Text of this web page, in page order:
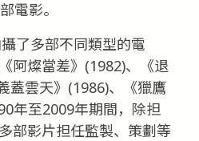
電影。
了多部不同類型的電
阿燦當差》(1982)、《退
蓋雲天》(1986)、《獵鷹
年至2009年期間，除担
部影片担任監製、策劃等